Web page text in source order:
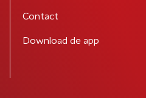
Contact
Download de app